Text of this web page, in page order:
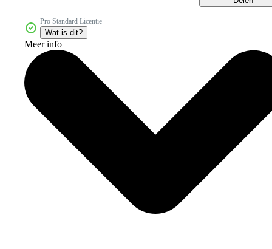
Pro Standard Licentie
Wat is dit?
Meer info